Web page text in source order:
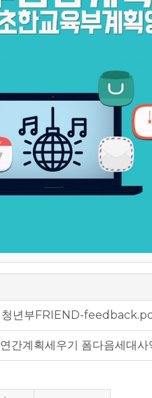
청년부FRIEND-
간계획세우기 폼다음세대